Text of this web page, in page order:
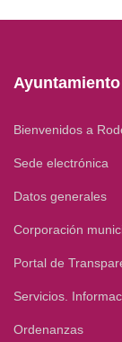
Ayuntamiento
Bienvenidos a
Sede electrónica
Datos generales
Corporación
Portal de
Servicios.
Ordenanzas